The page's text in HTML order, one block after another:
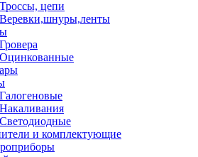
Троссы, цепи
Веревки,шнуры,ленты
Гровера
Оцинкованные
Галогеновые
Накаливания
Светодиодные
и комплектующие